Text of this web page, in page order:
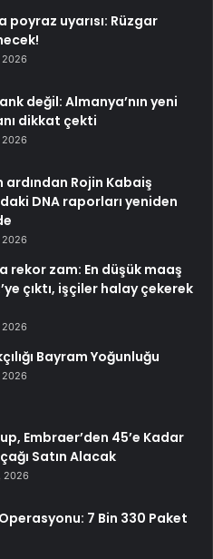
poyraz uyarısı: Rüzgar
2026
değil: Almanya’nın yeni
dikkat çekti
2026
ardından Rojin Kabaiş
DNA raporları yeniden
2026
rekor zam: En düşük maaş
çıktı, işçiler halay çekerek
2026
Bayram Yoğunluğu
2026
Embraer’den 45’e Kadar
Satın Alacak
2026
7 Bin 330 Paket